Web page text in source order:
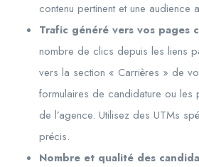
contenu pertinent et une audience
Trafic généré vers vos pages
nombre de clics depuis les liens
vers la section « Carrières » de
formulaires de candidature ou les
de l’agence. Utilisez des UTMs
précis.
Nombre et qualité des